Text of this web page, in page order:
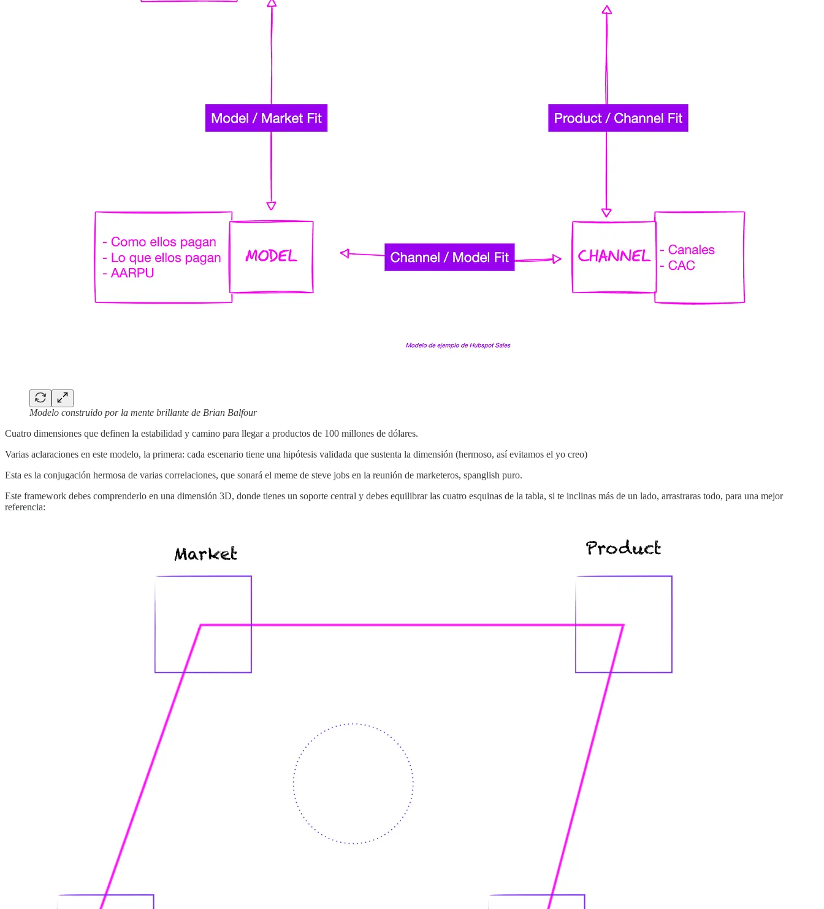
Modelo construido por la mente brillante de Brian Balfour
Cuatro dimensiones que definen la estabilidad y camino para llegar a productos de 100 millones de dólares.
Varias aclaraciones en este modelo, la primera: cada escenario tiene una hipótesis validada que sustenta la dimensión (hermoso, así evitamos el yo creo)
Esta es la conjugación hermosa de varias correlaciones, que sonará el meme de steve jobs en la reunión de marketeros, spanglish puro.
Este framework debes comprenderlo en una dimensión 3D, donde tienes un soporte central y debes equilibrar las cuatro esquinas de la tabla, si te inclinas más de un lado, arrastraras todo, para una mejor
referencia: